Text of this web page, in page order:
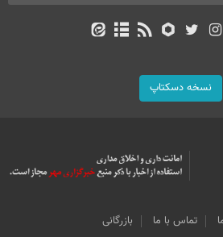
نسخه دسکتاپ
تماس با ما
بازرگانی